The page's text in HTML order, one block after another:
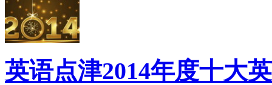
英语点津2014年度十大